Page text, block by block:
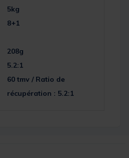
5kg
8+1
208g
5.2:1
60 tmv / Ratio de
récupération : 5.2:1